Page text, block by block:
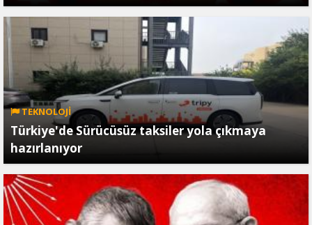
TEKNOLOJİ
Türkiye'de Sürücüsüz taksiler yola çıkmaya
hazırlanıyor